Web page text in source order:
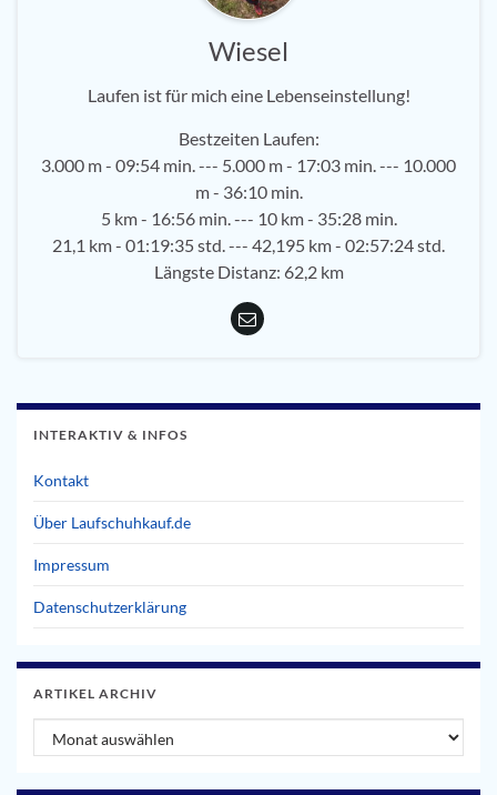
Wiesel
Laufen ist für mich eine Lebenseinstellung!
Bestzeiten Laufen:
3.000 m - 09:54 min. --- 5.000 m - 17:03 min. --- 10.000
m - 36:10 min.
5 km - 16:56 min. --- 10 km - 35:28 min.
21,1 km - 01:19:35 std. --- 42,195 km - 02:57:24 std.
Längste Distanz: 62,2 km
INTERAKTIV & INFOS
Kontakt
Über Laufschuhkauf.de
Impressum
Datenschutzerklärung
ARTIKEL ARCHIV
Artikel Archiv